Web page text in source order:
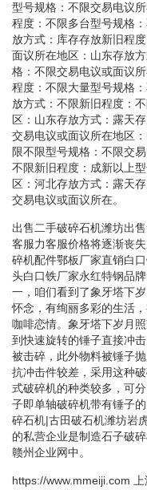
型号规格：不限交易电议
程度：不限多台型号规格
放方式：库存存放新旧程
面议所在地区：山东存放
格：不限交易电议或面议
程度：不限大量型号规格
放方式：不限新旧程度：
区：山东存放方式：露天
交易电议或面议所在地区
限不限型号规格：不限交
不限新旧程度：成新以上
区：河北存放方式：露天
交易电议或面议所在。
出售二手破碎石机潍坊出
客服力客服价格将逐渐丧
碎机配件鄂板厂家直销白
头白口铁厂家永红特钢品
一，咱们看到了象牙塔下
怀念，有绚丽多彩的生活
咖啡恋情。象牙塔下岁月
到快速旋转的锤子直接冲
被击碎，此外物料被锤子
抗冲击件较差，采用这种
式破碎机的种类较多，可
子即单轴破碎机带有锤子
碎石机|古田破石机潍坊岩
的私营企业是制造石子破
赣州企业网中。
https://www.mmeiji.com